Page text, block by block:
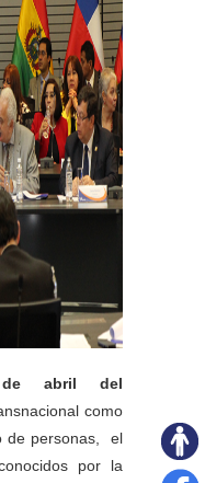
de abril del
como
de personas, el
por la